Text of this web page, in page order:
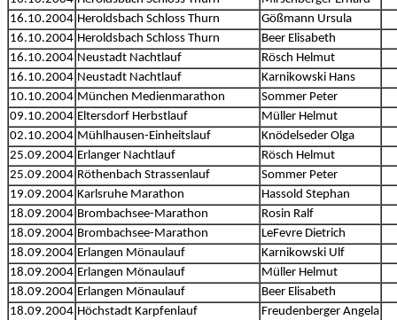
16.10.2004 Heroldsbach Schloss Thurn
Gößmann Ursula
16.10.2004 Heroldsbach Schloss Thurn
Beer Elisabeth
16.10.2004 Neustadt Nachtlauf
Rösch Helmut
16.10.2004 Neustadt Nachtlauf
Karnikowski Hans
10.10.2004 München Medienmarathon
Sommer Peter
09.10.2004 Eltersdorf Herbstlauf
Müller Helmut
02.10.2004 Mühlhausen-Einheitslauf
Knödelseder Olga
25.09.2004 Erlanger Nachtlauf
Rösch Helmut
25.09.2004 Röthenbach Strassenlauf
Sommer Peter
19.09.2004 Karlsruhe Marathon
Hassold Stephan
18.09.2004 Brombachsee-Marathon
Rosin Ralf
18.09.2004 Brombachsee-Marathon
LeFevre Dietrich
18.09.2004 Erlangen Mönaulauf
Karnikowski Ulf
18.09.2004 Erlangen Mönaulauf
Müller Helmut
18.09.2004 Erlangen Mönaulauf
Beer Elisabeth
18.09.2004 Höchstadt Karpfenlauf
Freudenberger Angela